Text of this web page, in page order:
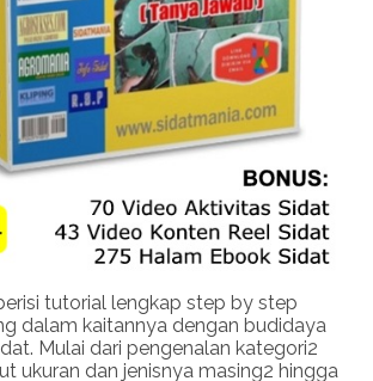
tutorial lengkap step by step
dalam kaitannya dengan budidaya
Mulai dari pengenalan kategori2
ukuran dan jenisnya masing2 hingga